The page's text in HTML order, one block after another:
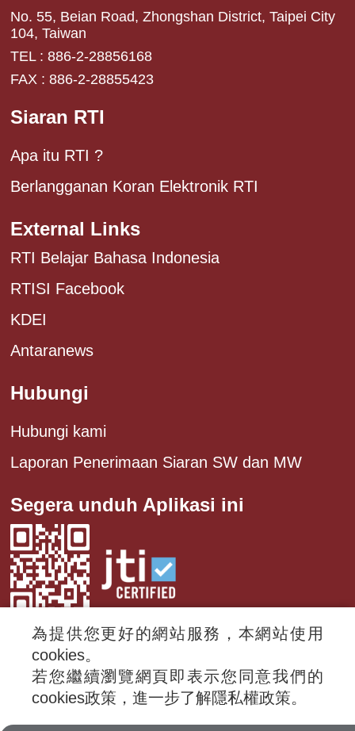
No. 55, Beian Road, Zhongshan District, Taipei City
104, Taiwan
TEL : 886-2-28856168
FAX : 886-2-28855423
Siaran RTI
Apa itu RTI ?
Berlangganan Koran Elektronik RTI
External Links
RTI Belajar Bahasa Indonesia
RTISI Facebook
KDEI
Antaranews
Hubungi
Hubungi kami
Laporan Penerimaan Siaran SW dan MW
Segera unduh Aplikasi ini
© 2024 RTI (Radio Taiwan International).
All rights reserved.
為提供您更好的網站服務，本網站使用
cookies。
若您繼續瀏覽網頁即表示您同意我們的
cookies政策，進一步了解隱私權政策。